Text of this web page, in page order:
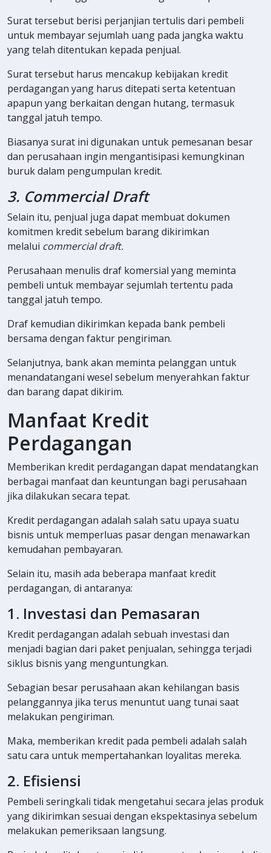
Surat tersebut berisi perjanjian tertulis dari pembeli
untuk membayar sejumlah uang pada jangka waktu
yang telah ditentukan kepada penjual.
Surat tersebut harus mencakup kebijakan kredit
perdagangan yang harus ditepati serta ketentuan
apapun yang berkaitan dengan hutang, termasuk
tanggal jatuh tempo.
Biasanya surat ini digunakan untuk pemesanan besar
dan perusahaan ingin mengantisipasi kemungkinan
buruk dalam pengumpulan kredit.
3. Commercial Draft
Selain itu, penjual juga dapat membuat dokumen
komitmen kredit sebelum barang dikirimkan
melalui commercial draft.
Perusahaan menulis draf komersial yang meminta
pembeli untuk membayar sejumlah tertentu pada
tanggal jatuh tempo.
Draf kemudian dikirimkan kepada bank pembeli
bersama dengan faktur pengiriman.
Selanjutnya, bank akan meminta pelanggan untuk
menandatangani wesel sebelum menyerahkan faktur
dan barang dapat dikirim.
Manfaat Kredit
Perdagangan
Memberikan kredit perdagangan dapat mendatangkan
berbagai manfaat dan keuntungan bagi perusahaan
jika dilakukan secara tepat.
Kredit perdagangan adalah salah satu upaya suatu
bisnis untuk memperluas pasar dengan menawarkan
kemudahan pembayaran.
Selain itu, masih ada beberapa manfaat kredit
perdagangan, di antaranya:
1. Investasi dan Pemasaran
Kredit perdagangan adalah sebuah investasi dan
menjadi bagian dari paket penjualan, sehingga terjadi
siklus bisnis yang menguntungkan.
Sebagian besar perusahaan akan kehilangan basis
pelanggannya jika terus menuntut uang tunai saat
melakukan pengiriman.
Maka, memberikan kredit pada pembeli adalah salah
satu cara untuk mempertahankan loyalitas mereka.
2. Efisiensi
Pembeli seringkali tidak mengetahui secara jelas produk
yang dikirimkan sesuai dengan ekspektasinya sebelum
melakukan pemeriksaan langsung.